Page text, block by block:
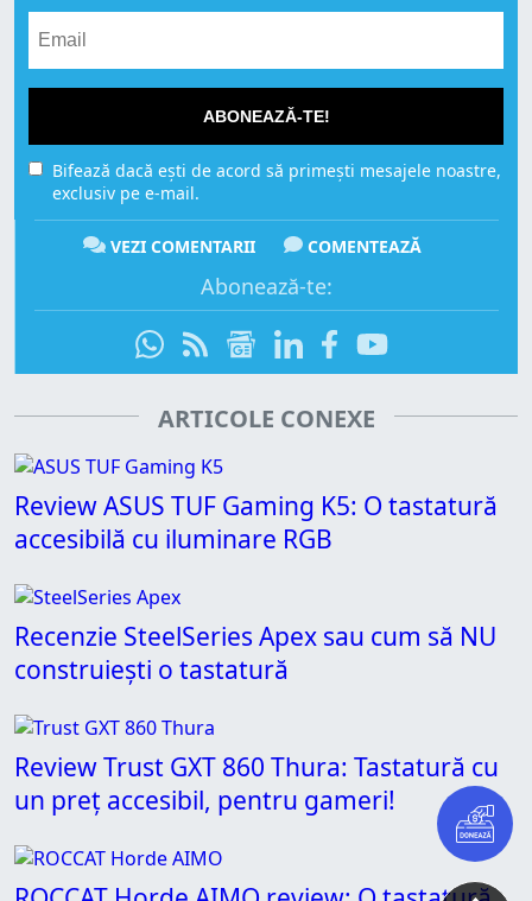
ABONEAZĂ-TE!
Bifează dacă ești de acord să primești mesajele noastre,
exclusiv pe e-mail.
VEZI COMENTARII COMENTEAZĂ
Abonează-te:
ARTICOLE CONEXE
Review ASUS TUF Gaming K5: O tastatură
accesibilă cu iluminare RGB
Recenzie SteelSeries Apex sau cum să NU
construiești o tastatură
Review Trust GXT 860 Thura: Tastatură cu
un preț accesibil, pentru gameri!